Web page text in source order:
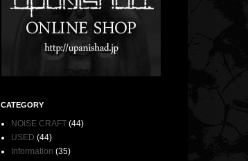
CATEGORY
NOiSE CRAFT (44)
USED (44)
Information (35)